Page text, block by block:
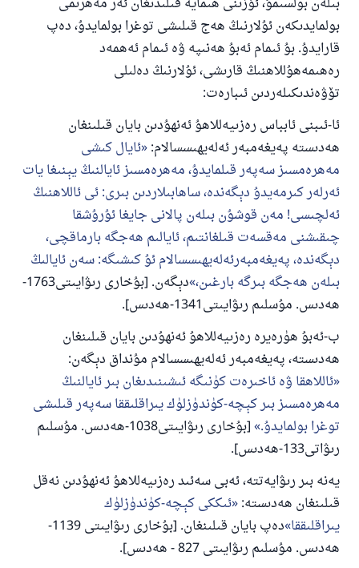
بولمايدىكەن ئۇلارنىڭ ھەج قىلىشى توغرا بولمايدۇ، دەپ
قارايدۇ. بۇ ئىمام ئەبۇ ھەنىپە ۋە ئىمام ئەھمەد
رەھىمەھۇللاھنىڭ قارىشى، ئۇلارنىڭ دەلىلى
تۆۋەندىكىلەردىن ئىبارەت:
ئا-ئىبنى ئابباس رەزىيەللاھۇ ئەنھۇدىن بايان قىلىنغان
ھەدىستە پەيغەمبەر ئەلەيھىسسالام: ئايال كىشى
مەھرەمسىز سەپەر قىلمايدۇ، مەھرەمسىز ئايالنىڭ يېنىغا يات
ئەرلەر كىرمەيدۇ دېگەندە، ساھابىلاردىن بىرى: ئى ئاللاھنىڭ
ئەلچىسى! مەن قوشۇن بىلەن پالانى جايغا ئۇرۇشقا
چىقىشنى مەقسەت قىلغانتىم، ئايالىم ھەجگە بارماقچى،
دېگەندە، پەيغەمبەرئەلەيھىسسالام ئۇ كىشىگە: سەن ئايالىڭ
بىلەن ھەجگە بىرگە بارغىن،
دېگەن. [بۇخارى رىۋايىتى1763-
ھەدىس. مۇسلىم رىۋايىتى1341-ھەدىس].
ب-ئەبۇ ھۈرەيرە رەزىيەللاھۇ ئەنھۇدىن بايان قىلىنغان
ھەدىستە، پەيغەمبەر ئەلەيھىسسالام مۇنداق دېگەن:
ئاللاھقا ۋە ئاخىرەت كۈنىگە ئىشىنىدىغان بىر ئايالنىڭ
مەھرەمسىز بىر كېچە-كۈندۈزلۈك يىراقلىققا سەپەر قىلىشى
توغرا بولمايدۇ.
[بۇخارى رىۋايىتى1038-ھەدىس. مۇسلىم
رىۋاتى133-ھەدىس].
يەنە بىر رىۋايەتتە، ئەبى سەئىد رەزىيەللاھۇ ئەنھۇدىن نەقل
قىلىنغان ھەدىستە: ئىككى كېچە-كۈندۈزلۈك
يىراقلىققا
دەپ بايان قىلىنغان. [بۇخارى رىۋايىتى 1139-
ھەدىس. مۇسلىم رىۋايىتى 827 - ھەدىس].